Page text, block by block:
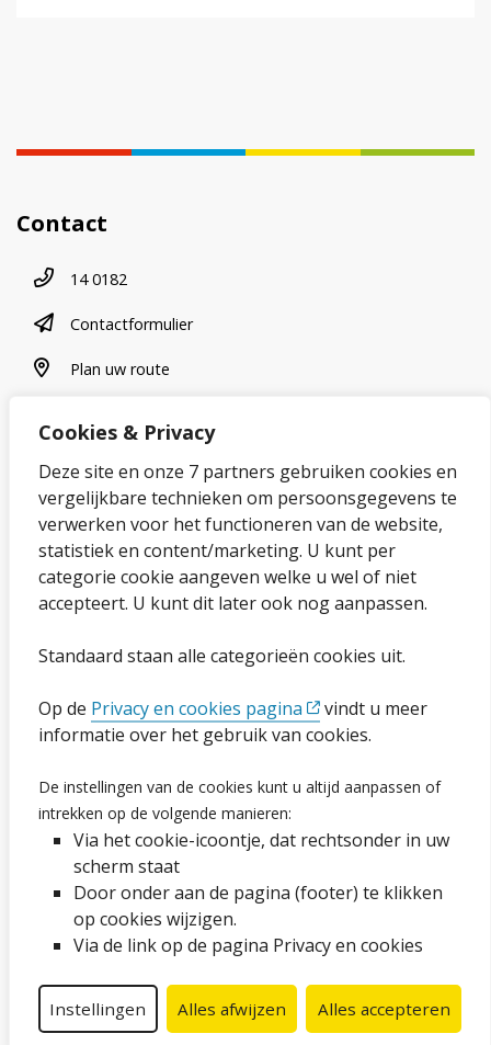
Cookies & Privacy
Deze site en onze 7 partners gebruiken cookies en
vergelijkbare technieken om persoonsgegevens te
verwerken voor het functioneren van de website,
statistiek en content/marketing. U kunt per
categorie cookie aangeven welke u wel of niet
accepteert. U kunt dit later ook nog aanpassen.
Standaard staan alle categorieën cookies uit.
Op de Privacy en cookies pagina
vindt u meer
informatie over het gebruik van cookies.
De instellingen van de cookies kunt u altijd aanpassen of
intrekken op de volgende manieren:
Via het cookie-icoontje, dat rechtsonder in uw
scherm staat
Door onder aan de pagina (footer) te klikken
op cookies wijzigen.
Via de link op de pagina Privacy en cookies
Instellingen Alles afwijzen Alles accepteren
Contact
Telefoonnummer
14 0182
contactformulier
Contactformulier
plan uw route
Plan uw route
Over onze website
Sitemap
Privacybeleid en cookies
Cookies wijzigen
Ga naar de pagina
Proclaimer en copyright
Webarchief
Volg ons op social media
Facebook
LinkedInInstagram
YouTube